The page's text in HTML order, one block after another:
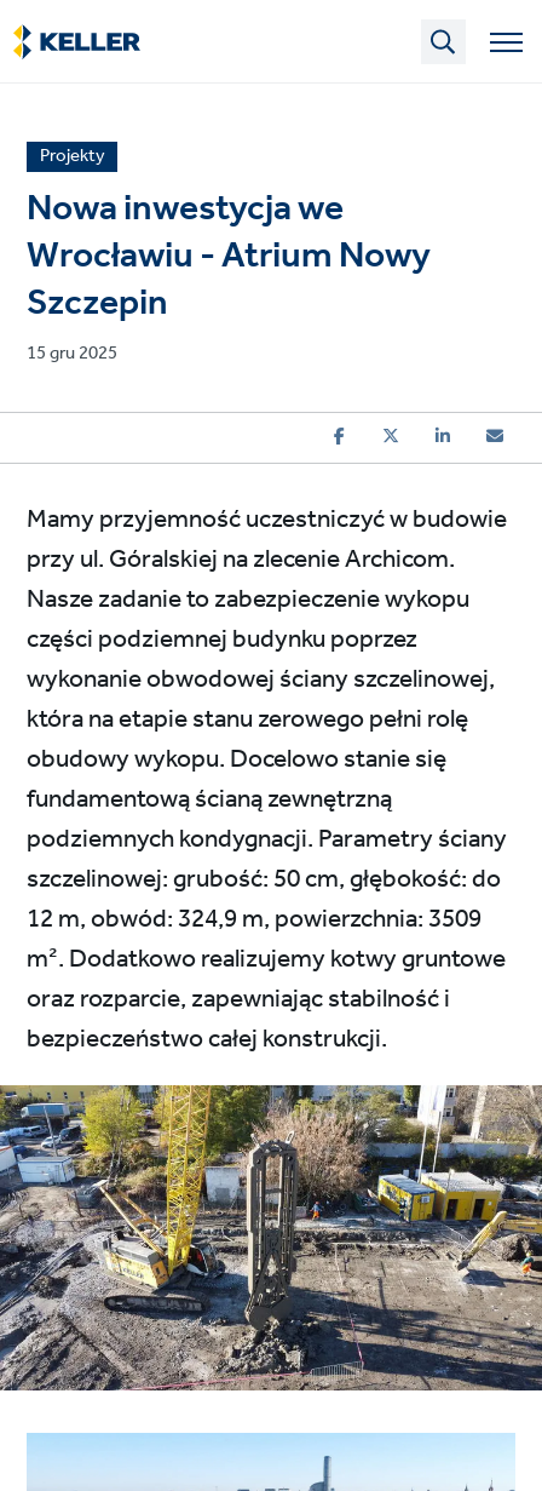
Skip
to
main
News
article
category
Projekty
Nowa inwestycja we
Wrocławiu - Atrium Nowy
Szczepin
Published
15 gru 2025
Mamy przyjemność uczestniczyć w budowie
przy ul. Góralskiej na zlecenie Archicom.
Nasze zadanie to zabezpieczenie wykopu
części podziemnej budynku poprzez
wykonanie obwodowej ściany szczelinowej,
która na etapie stanu zerowego pełni rolę
obudowy wykopu. Docelowo stanie się
fundamentową ścianą zewnętrzną
podziemnych kondygnacji. Parametry ściany
szczelinowej: grubość: 50 cm, głębokość: do
12 m, obwód: 324,9 m, powierzchnia: 3509
m². Dodatkowo realizujemy kotwy gruntowe
oraz rozparcie, zapewniając stabilność i
bezpieczeństwo całej konstrukcji.